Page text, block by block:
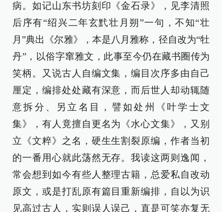
病。如记山东书坊刻印《金石录》，见李清照
后序有“绍兴二年玄黓壮月朔”一句，不知“壮
月”典出《尔雅》，本是八月雅称，径自改为“牡
丹”，以俗字窜雅文，此事至今仍在藏书圈传为
笑柄。又说古人自编文集，编目次序多由自己
厘定，编排处处藏有深意，而后世人却动辄随
意拆分、另立名目，譬如处州《叶学士文
集》，有人竟擅自更名为《水心文集》，又别
立《文粹》之名，硬生生割裂原编，作者当初
的一番用心就此荡然无存。我读这两则逸闻，
常会想到如今有些人整理古籍，总爱私自改动
原文，或是打乱原有篇目重新编排，自以为识
见高过古人，实则误人误己，直是可笑亦复无